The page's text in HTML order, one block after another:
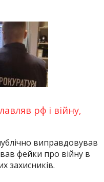
рф і війну,
виправдовував
фейки про війну в
захисників.